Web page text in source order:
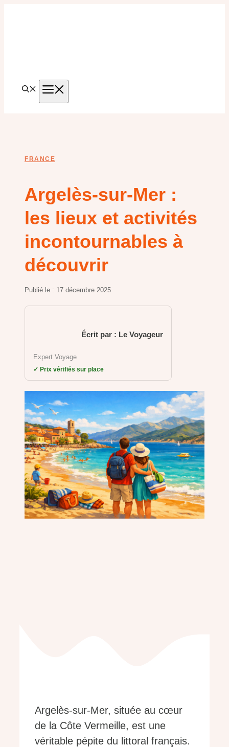
FRANCE
Argelès-sur-Mer :
les lieux et activités
incontournables à
découvrir
Publié le : 17 décembre 2025
Écrit par : Le Voyageur
Expert Voyage
✓ Prix vérifiés sur place
Argelès-sur-Mer, située au cœur
de la Côte Vermeille, est une
véritable pépite du littoral français.